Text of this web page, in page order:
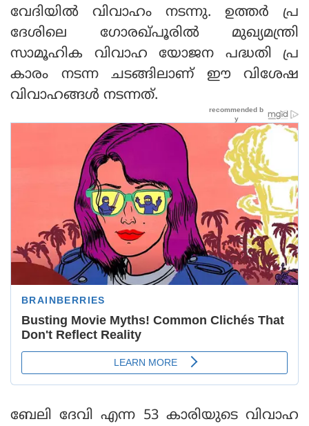
വേദിയില്‍ വിവാഹം നടന്നു. ഉത്തര്‍ പ്ര
ദേശിലെ ഗോരഖ്പൂരില്‍ മുഖ്യമന്ത്രി
സാമൂഹിക വിവാഹ യോജന പദ്ധതി പ്ര
കാരം നടന്ന ചടങ്ങിലാണ് ഈ വിശേഷ
വിവാഹങ്ങള്‍ നടന്നത്.
ബേലി ദേവി എന്ന 53 കാരിയുടെ വിവാഹ